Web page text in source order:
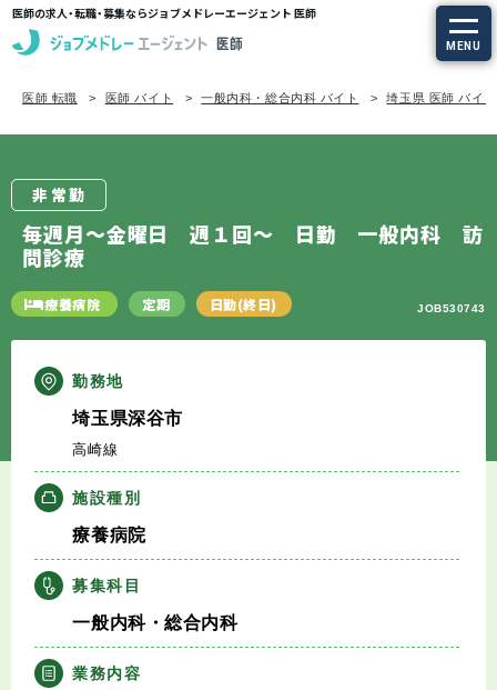
医師の求人・転職・募集ならジョブメドレーエージェント 医師
MENU
求人を探す
定期非常勤の求人
エージェントサービスTOP
サービスの流れ
キャリアアドバイザー紹介
医師の求人・転職Q&A
知りたい・聞きたい
医師 転職 医師 バイト 一般内科・総合内科 バイト 埼玉県 医師 バイト
非常勤
毎週月～金曜日 週１回～ 日勤 一般内科 訪
問診療
療養病院 定期 日勤(終日) JOB530743
勤務地
埼玉県深谷市
高崎線
施設種別
療養病院
募集科目
一般内科・総合内科
業務内容